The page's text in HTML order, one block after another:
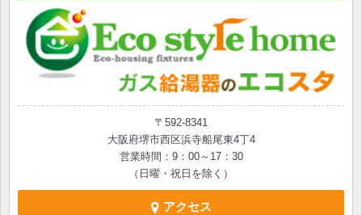
〒592-8341
大阪府堺市西区浜寺船尾東4丁4
営業時間：9：00～17：30
（日曜・祝日を除く）
アクセス